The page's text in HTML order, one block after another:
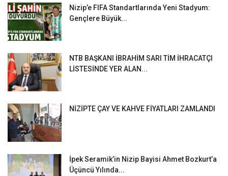
Nizip’e FIFA Standartlarında Yeni Stadyum:
Gençlere Büyük...
NTB BAŞKANI İBRAHİM SARI TİM İHRACATÇI
LİSTESİNDE YER ALAN...
NİZİPTE ÇAY VE KAHVE FİYATLARI ZAMLANDI
İpek Seramik’in Nizip Bayisi Ahmet Bozkurt’a
Üçüncü Yılında...